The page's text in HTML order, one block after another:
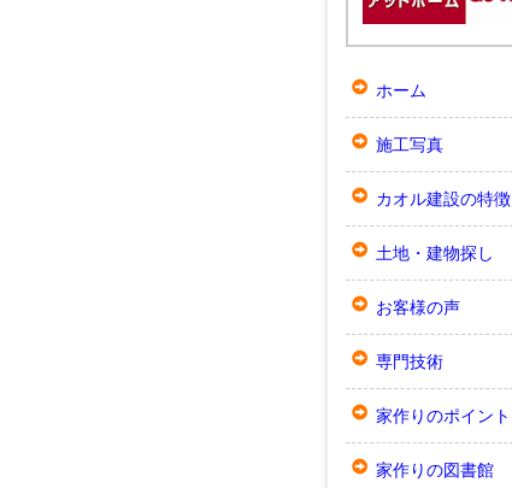
ホーム
施工写真
カオル建設の特徴
土地・建物探し
お客様の声
専門技術
家作りのポイント
家作りの図書館